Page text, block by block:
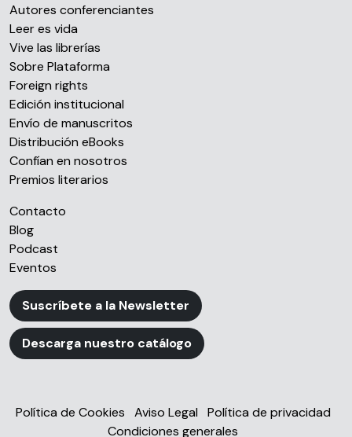
Autores conferenciantes
Leer es vida
Vive las librerías
Sobre Plataforma
Foreign rights
Edición institucional
Envío de manuscritos
Distribución eBooks
Confían en nosotros
Premios literarios
Contacto
Blog
Podcast
Eventos
Suscríbete a la Newsletter
Descarga nuestro catálogo
Política de Cookies Aviso Legal
Política de privacidad
Condiciones generales